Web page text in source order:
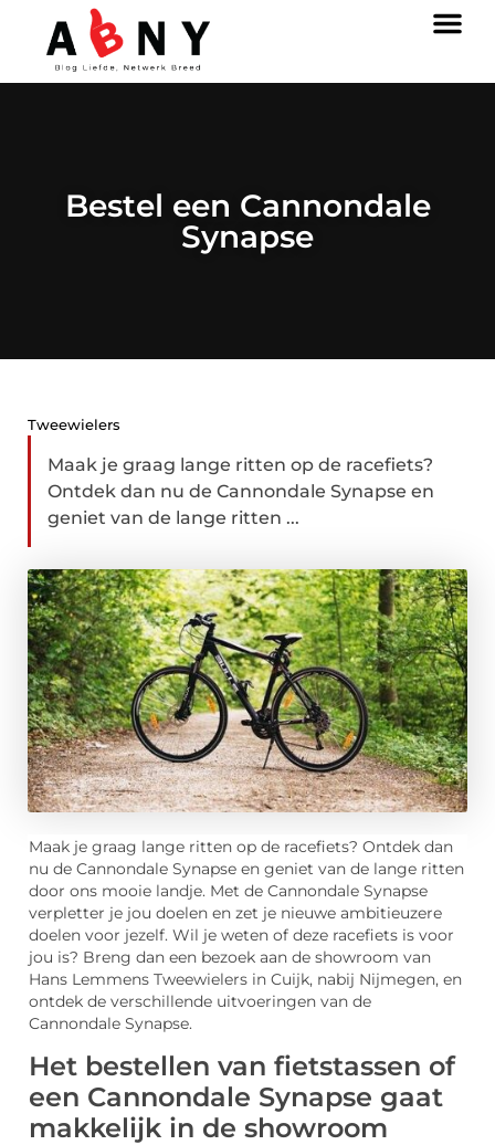
Bestel een Cannondale
Synapse
Tweewielers
Maak je graag lange ritten op de racefiets?
Ontdek dan nu de Cannondale Synapse en
geniet van de lange ritten ...
Maak je graag lange ritten op de racefiets? Ontdek dan
nu de Cannondale Synapse en geniet van de lange ritten
door ons mooie landje. Met de Cannondale Synapse
verpletter je jou doelen en zet je nieuwe ambitieuzere
doelen voor jezelf. Wil je weten of deze racefiets is voor
jou is? Breng dan een bezoek aan de showroom van
Hans Lemmens Tweewielers in Cuijk, nabij Nijmegen, en
ontdek de verschillende uitvoeringen van de
Cannondale Synapse.
Het bestellen van fietstassen of
een Cannondale Synapse gaat
makkelijk in de showroom